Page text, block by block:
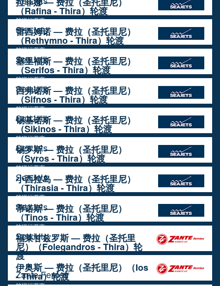
（Rafina - Thira）轮渡
航班运营商
SeaJets
雷西姆诺 — 费拉（圣托里尼）
（Rethymno - Thira）轮渡
航班运营商
SeaJets
塞里福斯 — 费拉（圣托里尼）
（Serifos - Thira）轮渡
航班运营商
SeaJets
西弗诺斯 — 费拉（圣托里尼）
（Sifnos - Thira）轮渡
航班运营商
SeaJets
锡基诺斯 — 费拉（圣托里尼）
（Sikinos - Thira）轮渡
航班运营商
SeaJets
锡罗斯 — 费拉（圣托里尼）
（Syros - Thira）轮渡
航班运营商
SeaJets
小西拉岛 — 费拉（圣托里尼）
（Thirasia - Thira）轮渡
航班运营商
SeaJets
蒂诺斯 — 费拉（圣托里尼）
（Tinos - Thira）轮渡
航班运营商
SeaJets
福莱甘兹罗斯 — 费拉（圣托里
尼）（Folegandros - Thira）轮
渡
航班运营商
Zante Ferries
伊奥斯 — 费拉（圣托里尼）（Ios
- Thira）轮渡